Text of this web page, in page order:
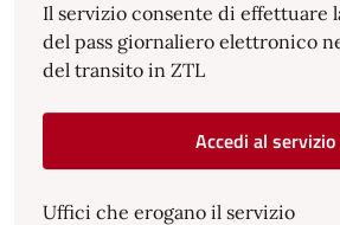
Il servizio consente di effettuare
del pass giornaliero elettronico
del transito in ZTL
Accedi al servizio
Uffici che erogano il servizio